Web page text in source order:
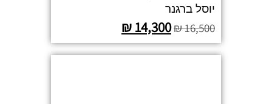
יוסל ברגנר
₪16,500
₪14,300